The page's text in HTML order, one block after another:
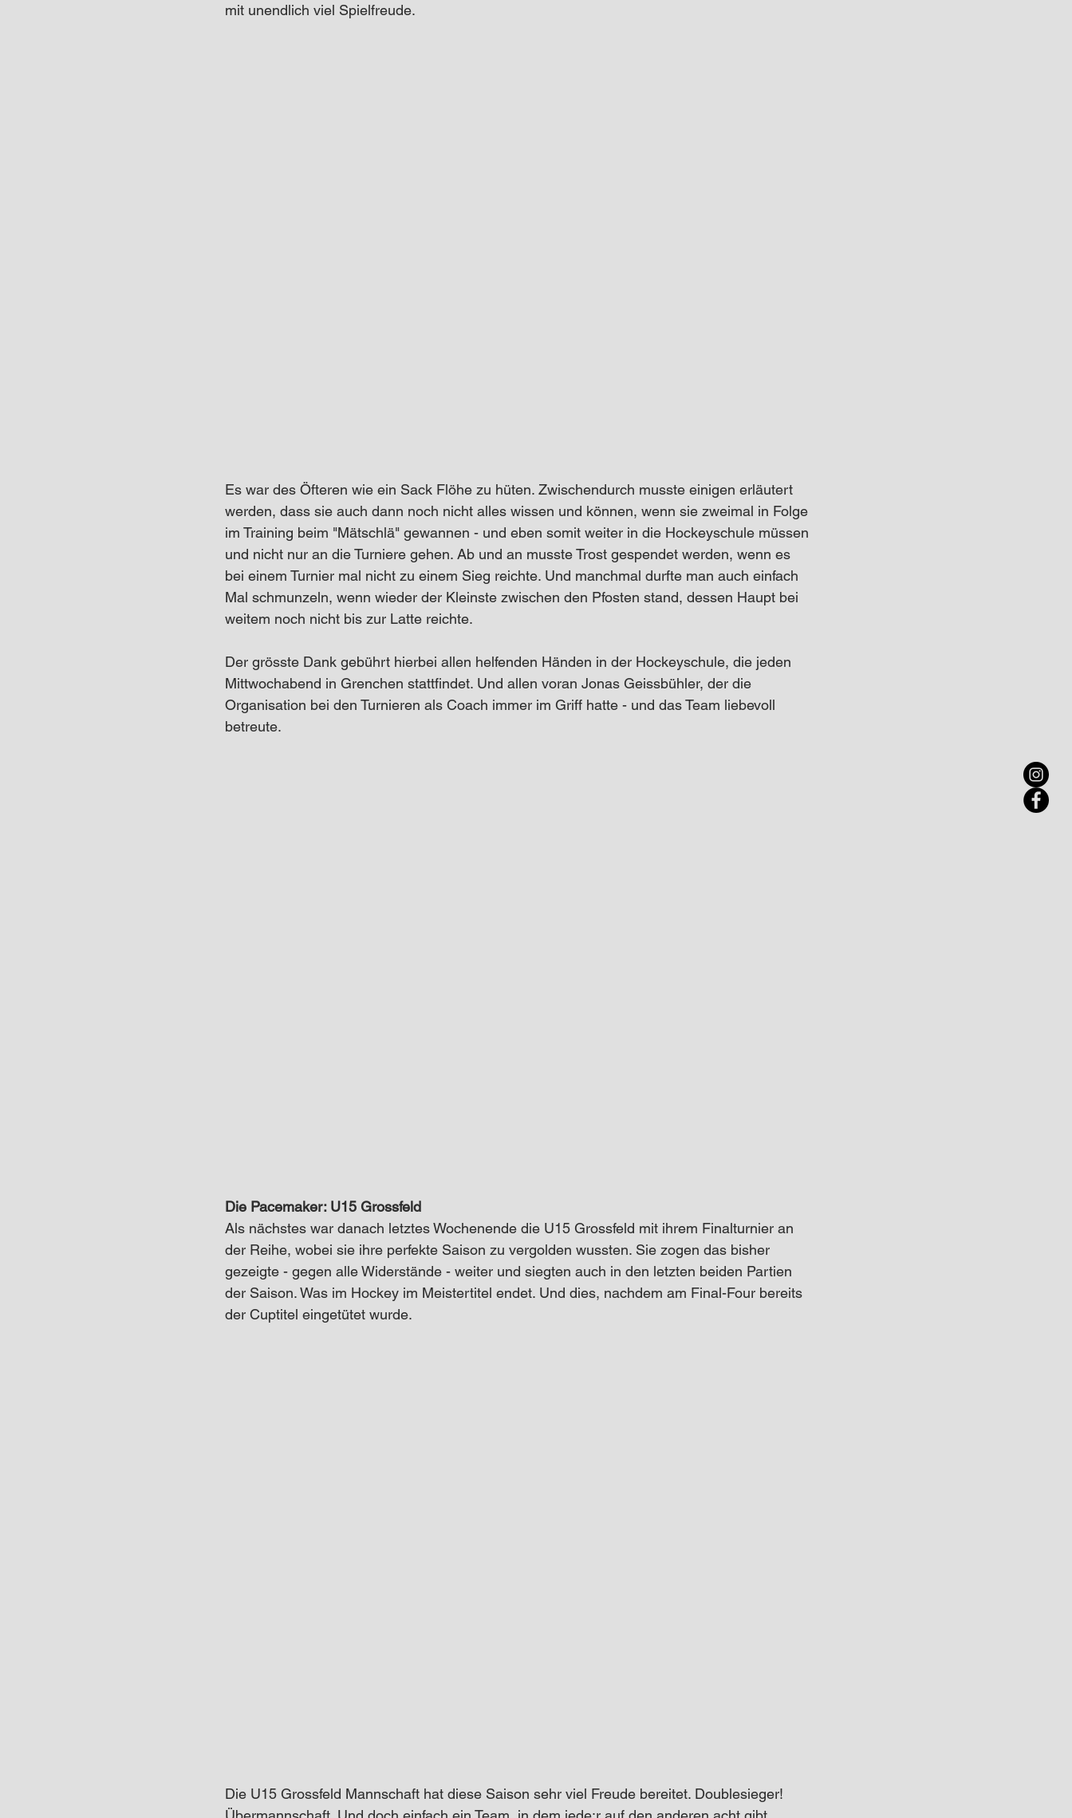
mit unendlich viel Spielfreude.
Es war des Öfteren wie ein Sack Flöhe zu hüten. Zwischendurch musste einigen erläutert
werden, dass sie auch dann noch nicht alles wissen und können, wenn sie zweimal in Folge
im Training beim "Mätschlä" gewannen - und eben somit weiter in die Hockeyschule müssen
und nicht nur an die Turniere gehen. Ab und an musste Trost gespendet werden, wenn es
bei einem Turnier mal nicht zu einem Sieg reichte. Und manchmal durfte man auch einfach
Mal schmunzeln, wenn wieder der Kleinste zwischen den Pfosten stand, dessen Haupt bei
weitem noch nicht bis zur Latte reichte.
Der grösste Dank gebührt hierbei allen helfenden Händen in der Hockeyschule, die jeden
Mittwochabend in Grenchen stattfindet. Und allen voran Jonas Geissbühler, der die
Organisation bei den Turnieren als Coach immer im Griff hatte - und das Team liebevoll
betreute.
Die Pacemaker: U15 Grossfeld
Als nächstes war danach letztes Wochenende die U15 Grossfeld mit ihrem Finalturnier an
der Reihe, wobei sie ihre perfekte Saison zu vergolden wussten. Sie zogen das bisher
gezeigte - gegen alle Widerstände - weiter und siegten auch in den letzten beiden Partien
der Saison. Was im Hockey im Meistertitel endet. Und dies, nachdem am Final-Four bereits
der Cuptitel eingetütet wurde.
Die U15 Grossfeld Mannschaft hat diese Saison sehr viel Freude bereitet. Doublesieger!